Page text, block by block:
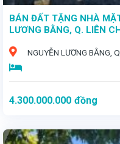
BÁN ĐẤT TẶNG NHÀ
LƯƠNG BẰNG, Q. LIÊN
NGUYỄN LƯƠNG BẰNG,
4.300.000.000 đồng